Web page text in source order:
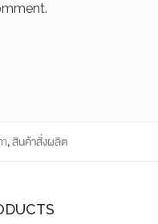
,สินค้าสั่งผลิต